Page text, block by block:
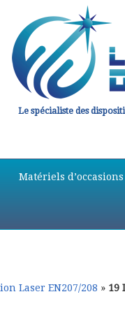
Le spécialiste des
Matériels d’occasions
Laser EN207/208 » 19